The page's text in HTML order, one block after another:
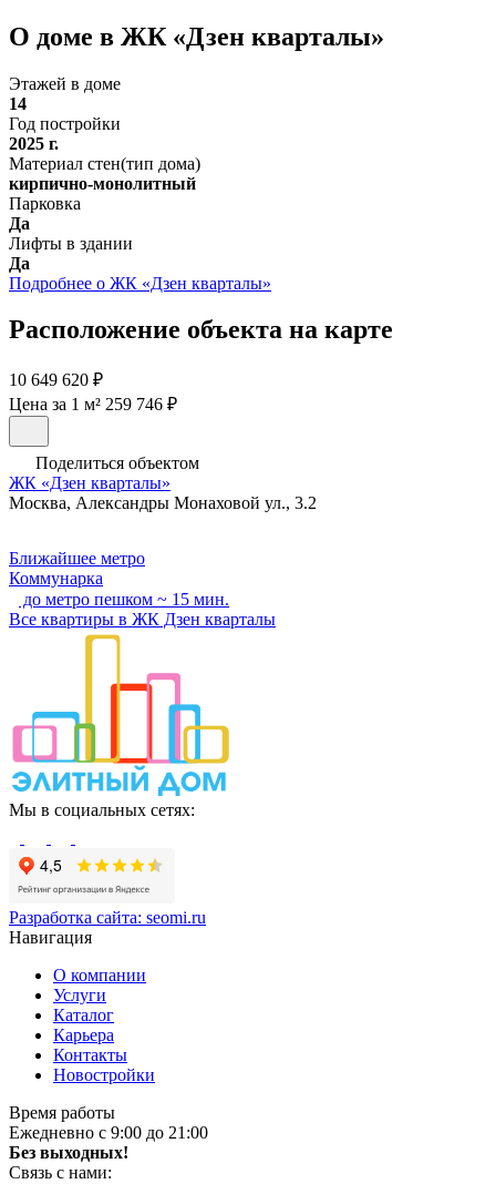
О доме в ЖК «Дзен кварталы»
Этажей в доме
14
Год постройки
2025 г.
Материал стен(тип дома)
кирпично-монолитный
Парковка
Да
Лифты в здании
Да
Подробнее о ЖК «Дзен кварталы»
Расположение объекта на карте
10 649 620 ₽
Цена за 1 м² 259 746 ₽
Поделиться объектом
ЖК «Дзен кварталы»
Москва, Александры Монаховой ул., 3.2
Ближайшее метро
Коммунарка
до метро пешком ~ 15 мин.
Все квартиры в ЖК Дзен кварталы
Мы в социальных сетях:
Разработка сайта: seomi.ru
Навигация
О компании
Услуги
Каталог
Карьера
Контакты
Новостройки
Время работы
Ежедневно с 9:00 до 21:00
Без выходных!
Связь с нами: